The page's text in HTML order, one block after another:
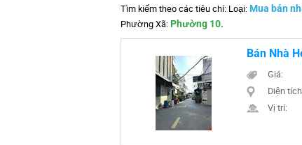
Tìm kiếm theo các tiêu chí: Loại: Mua bán
Phường Xã: Phường 10.
Bán Nhà
Giá:
Diện
Vị trí: